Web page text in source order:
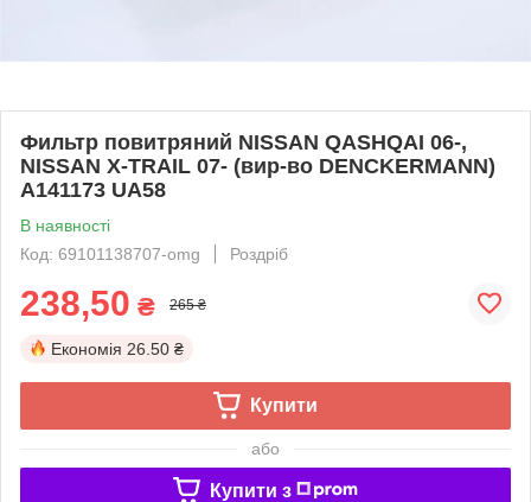
Фильтр повитряний NISSAN QASHQAI 06-,
NISSAN X-TRAIL 07- (вир-во DENCKERMANN)
A141173 UA58
В наявності
Код: 69101138707-omg
Роздріб
238,50 ₴ 265 ₴
Економія 26.50 ₴
Купити
або
Купити з